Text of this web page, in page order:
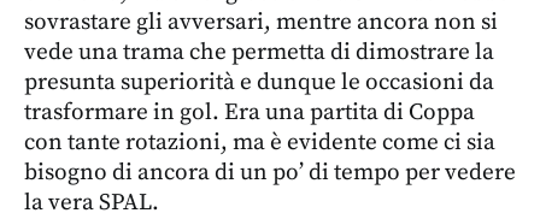
sovrastare gli avversari, mentre ancora non si
vede una trama che permetta di dimostrare la
presunta superiorità e dunque le occasioni da
trasformare in gol. Era una partita di Coppa
con tante rotazioni, ma è evidente come ci sia
bisogno di ancora di un po’ di tempo per vedere
la vera SPAL.